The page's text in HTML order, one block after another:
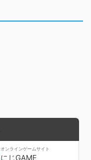
オンラインゲームサイト
にじGAME